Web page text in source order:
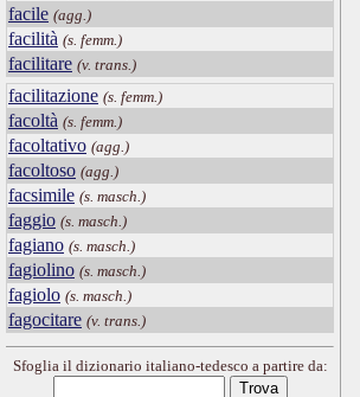
facile (agg.)
facilità (s. femm.)
facilitare (v. trans.)
facilitazione (s. femm.)
facoltà (s. femm.)
facoltativo (agg.)
facoltoso (agg.)
facsimile (s. masch.)
faggio (s. masch.)
fagiano (s. masch.)
fagiolino (s. masch.)
fagiolo (s. masch.)
fagocitare (v. trans.)
Sfoglia il dizionario italiano-tedesco a partire da: